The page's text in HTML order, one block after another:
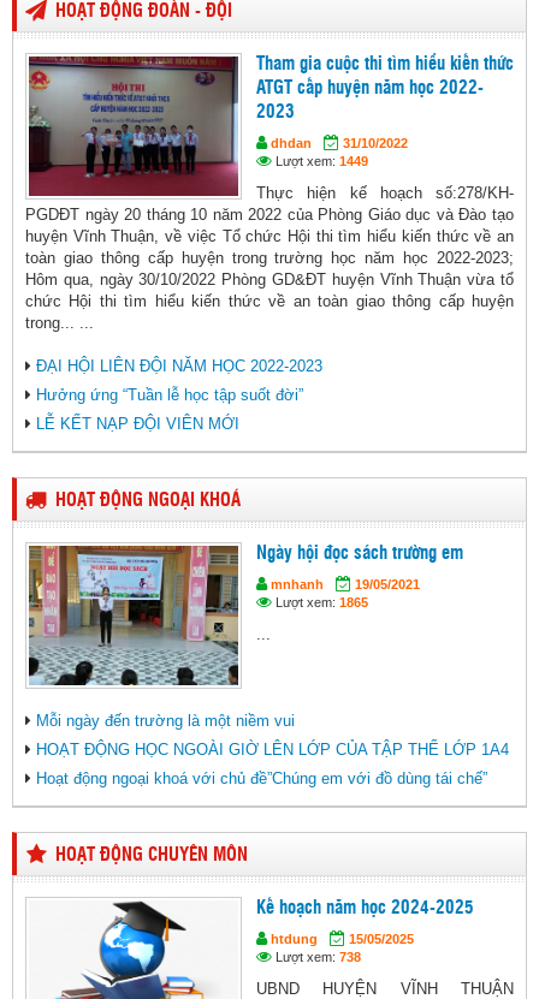
HOẠT ĐỘNG ĐOÀN - ĐỘI
Tham gia cuộc thi tìm hiểu kiến thức
ATGT cấp huyện năm học 2022-
2023
dhdan
31/10/2022
Lượt xem: 1449
Thực hiện kế hoạch số:278/KH-
PGDĐT ngày 20 tháng 10 năm 2022 của Phòng Giáo dục và Đào tạo
huyện Vĩnh Thuận, về việc Tổ chức Hội thi tìm hiểu kiến thức về an
toàn giao thông cấp huyện trong trường học năm học 2022-2023;
Hôm qua, ngày 30/10/2022 Phòng GD&ĐT huyện Vĩnh Thuận vừa tổ
chức Hội thi tìm hiểu kiến thức về an toàn giao thông cấp huyện
trong... ...
ĐẠI HỘI LIÊN ĐỘI NĂM HỌC 2022-2023
Hưởng ứng “Tuần lễ học tập suốt đời”
LỄ KẾT NẠP ĐỘI VIÊN MỚI
HOẠT ĐỘNG NGOẠI KHOÁ
Ngày hội đọc sách trường em
mnhanh
19/05/2021
Lượt xem: 1865
Mỗi ngày đến trường là một niềm vui
HOẠT ĐỘNG HỌC NGOÀI GIỜ LÊN LỚP CỦA TẬP THỂ LỚP 1A4
Hoạt động ngoại khoá với chủ đề”Chúng em với đồ dùng tái chế”
HOẠT ĐỘNG CHUYÊN MÔN
Kế hoạch năm học 2024-2025
htdung
15/05/2025
Lượt xem: 738
UBND HUYỆN VĨNH THUẬN